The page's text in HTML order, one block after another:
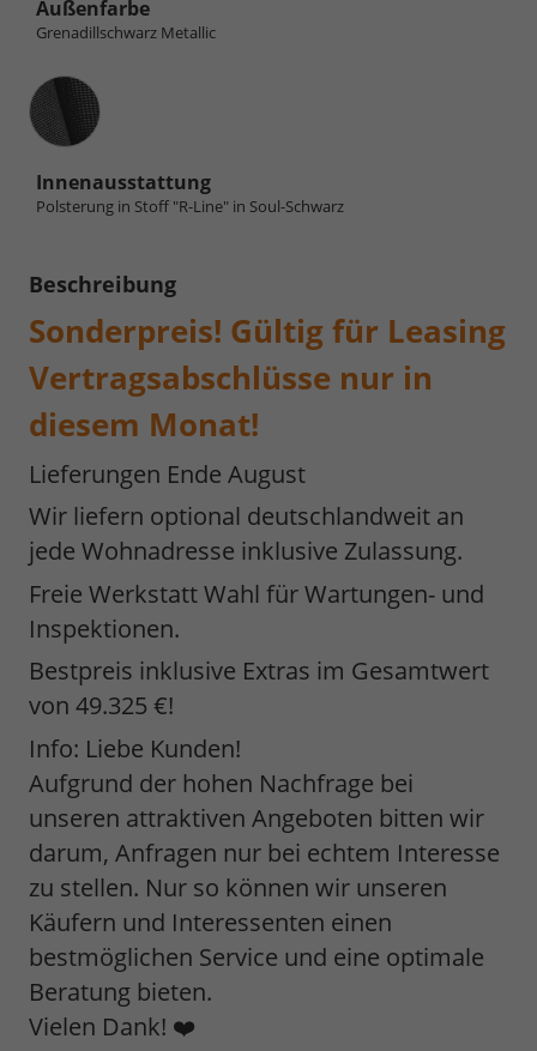
Außenfarbe
Grenadillschwarz Metallic
Innenausstattung
Innenausstattung
Polsterung in Stoff "R-Line" in Soul-Schwarz
Beschreibung
Sonderpreis! Gültig für Leasing
Vertragsabschlüsse nur in
diesem Monat!
Lieferungen Ende August
Wir liefern optional deutschlandweit an
jede Wohnadresse inklusive Zulassung.
Freie Werkstatt Wahl für Wartungen- und
Inspektionen.
Bestpreis inklusive Extras im Gesamtwert
von 49.325 €!
Info: Liebe Kunden!
Aufgrund der hohen Nachfrage bei
unseren attraktiven Angeboten bitten wir
darum, Anfragen nur bei echtem Interesse
zu stellen. Nur so können wir unseren
Käufern und Interessenten einen
bestmöglichen Service und eine optimale
Beratung bieten.
Vielen Dank! ❤️